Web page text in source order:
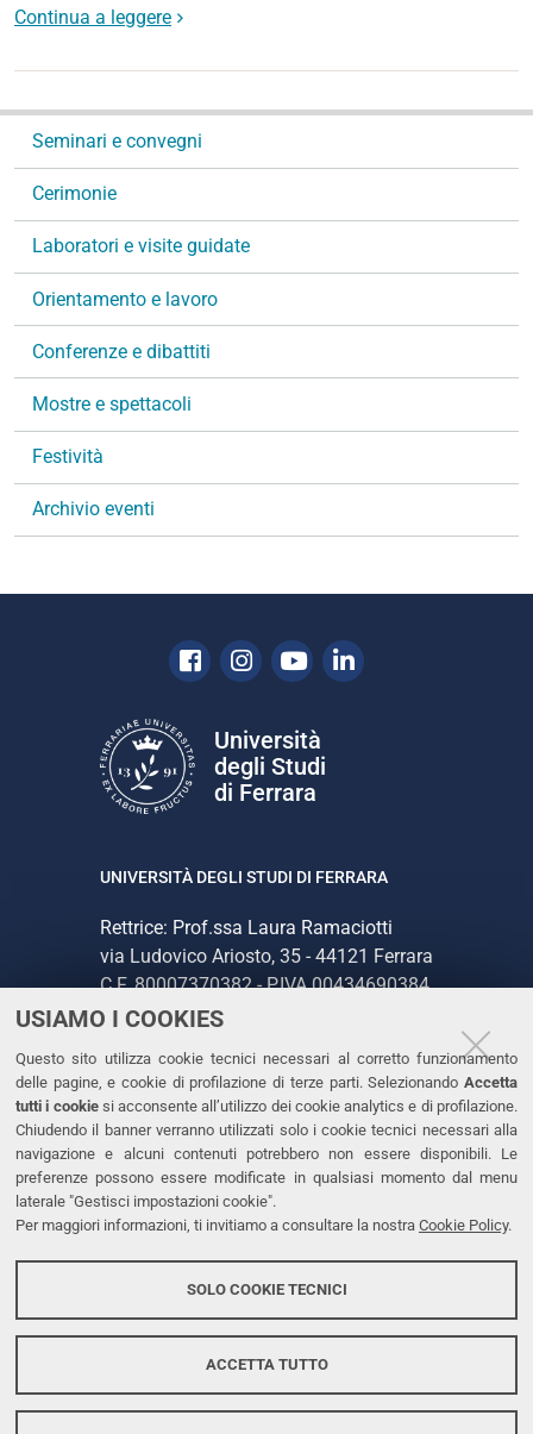
USIAMO I COOKIES
Questo sito utilizza cookie tecnici necessari al corretto funzionamento
delle pagine, e cookie di profilazione di terze parti. Selezionando Accetta
tutti i cookiesi acconsente all’utilizzo dei cookie analytics e di profilazione.
Chiudendo il banner verranno utilizzati solo i cookie tecnici necessari alla
navigazione e alcuni contenuti potrebbero non essere disponibili. Le
preferenze possono essere modificate in qualsiasi momento dal menu
laterale "Gestisci impostazioni cookie".
Per maggiori informazioni, ti invitiamo a consultare la nostra Cookie Policy.
SOLO COOKIE TECNICI
ACCETTA TUTTO
Continua a leggere
a
i
n
Seminari e convegni
Cerimonie
Laboratori e visite guidate
Orientamento e lavoro
Conferenze e dibattiti
Mostre e spettacoli
Festività
Archivio eventi
Facebook
Instagram
YoutubeLinkedin
Università
degli Studi
di Ferrara
UNIVERSITÀ DEGLI STUDI DI FERRARA
Rettrice: Prof.ssa Laura Ramaciotti
via Ludovico Ariosto, 35 - 44121 Ferrara
C.F. 80007370382 - P.IVA 00434690384
CONTATTI
Tel. +39 0532 293111
Fax. +39 0532 293031
PEC
LINKS
Accessibilità
Protezione dati personali